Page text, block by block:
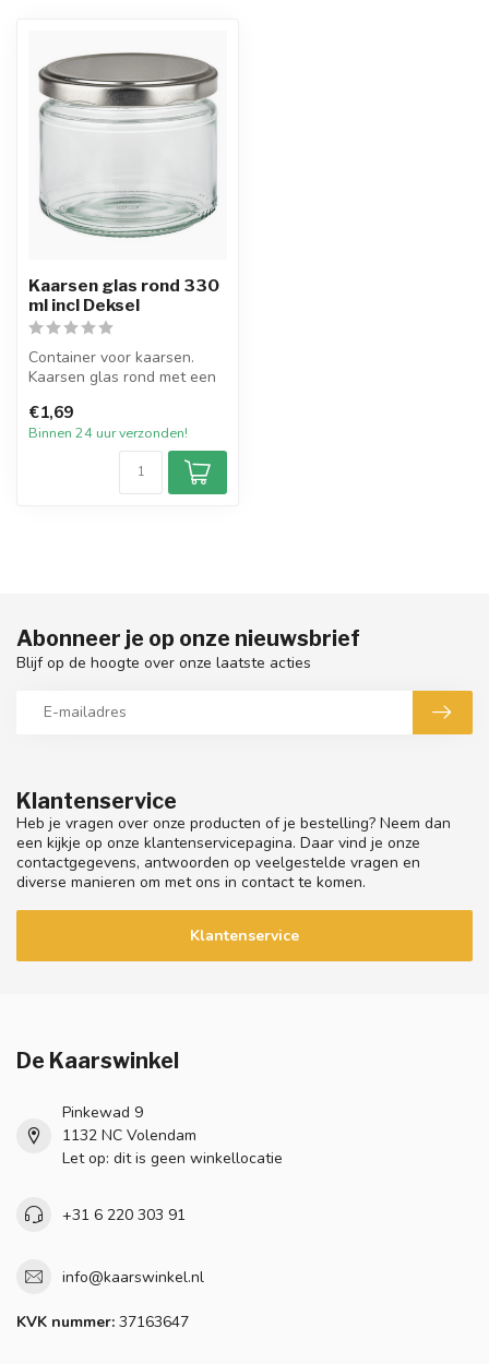
Kaarsen glas rond 330
ml incl Deksel
Container voor kaarsen.
Kaarsen glas rond met een
ee...
€1,69
Binnen 24 uur verzonden!
Klantenservice
Heb je vragen over onze producten of je bestelling? Neem dan
een kijkje op onze klantenservicepagina. Daar vind je onze
contactgegevens, antwoorden op veelgestelde vragen en
diverse manieren om met ons in contact te komen.
Klantenservice
Abonneer je op onze nieuwsbrief
Blijf op de hoogte over onze laatste acties
De Kaarswinkel
Pinkewad 9
1132 NC Volendam
Let op: dit is geen winkellocatie
+31 6 220 303 91
info@kaarswinkel.nl
KVK nummer: 37163647